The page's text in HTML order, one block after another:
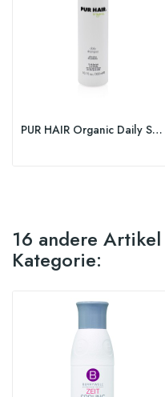
PUR HAIR Organic Daily Shampoo
16 andere
Kategorie: